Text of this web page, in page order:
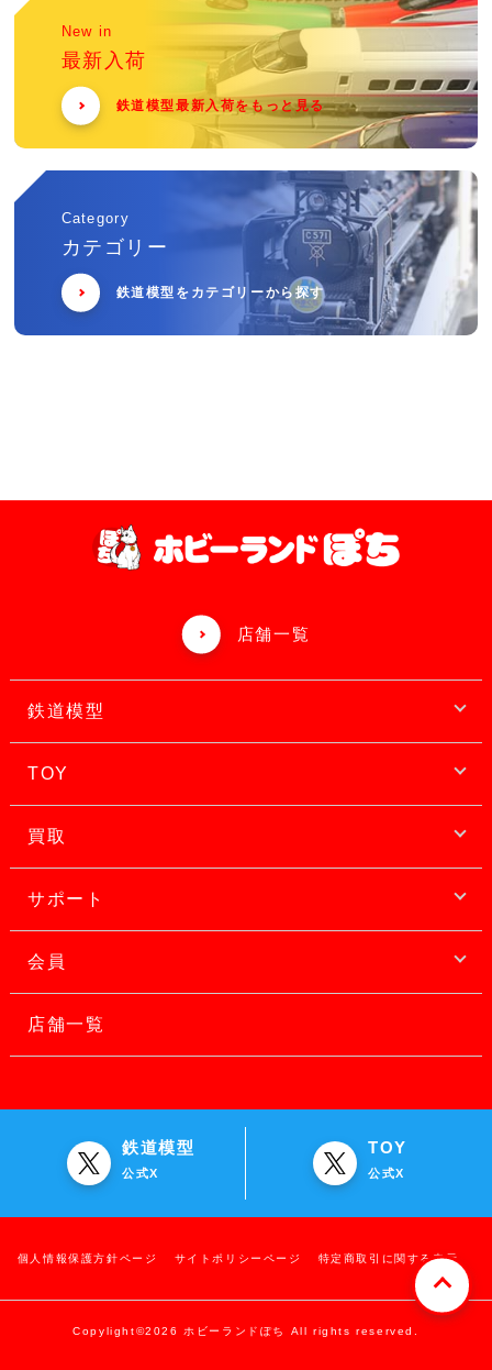
New in
最新入荷
鉄道模型最新入荷をもっと見る
Category
カテゴリー
鉄道模型をカテゴリーから探す
店舗一覧
鉄道模型
TOY
買取
サポート
会員
店舗一覧
鉄道模型
公式X
TOY
公式X
個人情報保護方針ページ サイトポリシーページ 特定商取引に関する表示
Copylight©2026 ホビーランドぽち All rights reserved.